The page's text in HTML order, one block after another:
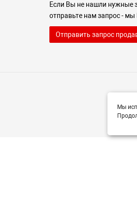
Если Вы не нашли нужные
отправьте нам запрос -
Отправить запрос
Мы